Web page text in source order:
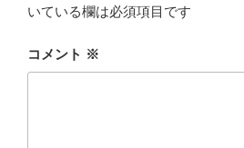
いている欄は必須項目です
コメント ※